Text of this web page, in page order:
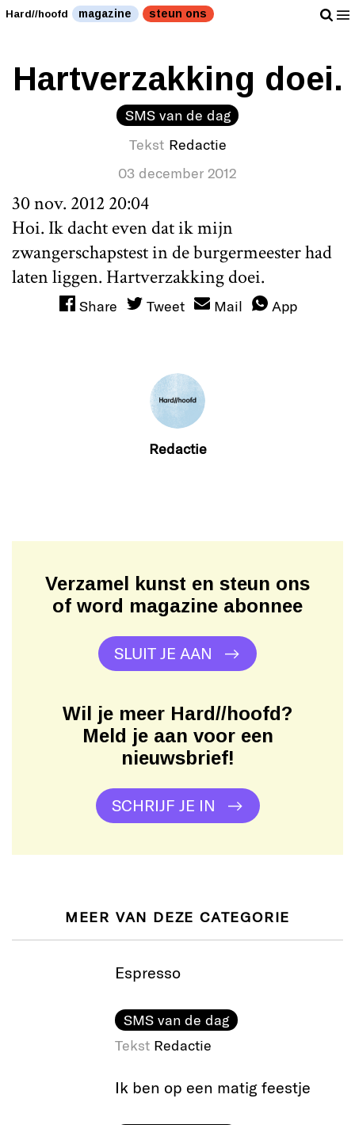
Hard//hoofd magazine steun ons
Hartverzakking doei.
SMS van de dag
Tekst Redactie
03 december 2012
30 nov. 2012 20:04
Hoi. Ik dacht even dat ik mijn
zwangerschapstest in de burgermeester had
laten liggen. Hartverzakking doei.
Share Tweet Mail App
Redactie
Verzamel kunst en steun ons
of word magazine abonnee
SLUIT JE AAN
Wil je meer Hard//hoofd?
Meld je aan voor een
nieuwsbrief!
SCHRIJF JE IN
MEER VAN DEZE CATEGORIE
Espresso
SMS van de dag
Tekst Redactie
Ik ben op een matig feestje